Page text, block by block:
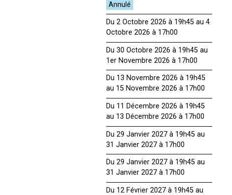
Du 2 Octobre 2026 à 19h45 au 4
Octobre 2026 à 17h00
Du 30 Octobre 2026 à 19h45 au
1er Novembre 2026 à 17h00
Du 13 Novembre 2026 à 19h45
au 15 Novembre 2026 à 17h00
Du 11 Décembre 2026 à 19h45
au 13 Décembre 2026 à 17h00
Du 29 Janvier 2027 à 19h45 au
31 Janvier 2027 à 17h00
Du 29 Janvier 2027 à 19h45 au
31 Janvier 2027 à 17h00
Du 12 Février 2027 à 19h45 au